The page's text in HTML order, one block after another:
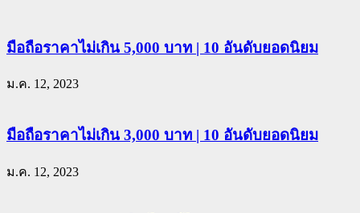
มือถือราคาไม่เกิน 5,000 บาท | 10 อันดับยอดนิยม
ม.ค. 12, 2023
มือถือราคาไม่เกิน 3,000 บาท | 10 อันดับยอดนิยม
ม.ค. 12, 2023